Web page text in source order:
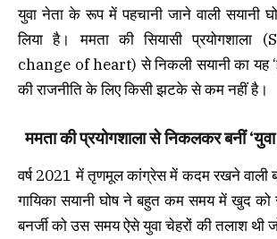
युवा नेता के रूप में पहचानी जाने वाली सयानी
लिया है। ममता की सियासी प्रयोगशाला
change of heart) से निकली सयानी का यह
की राजनीति के लिए किसी झटके से कम नहीं है।
ममता की प्रयोगशाला से निकलकर बनीं ‘युवा
वर्ष 2021 में तृणमूल कांग्रेस में कदम रखने वाली
गायिका सयानी घोष ने बहुत कम समय में खुद को
बनर्जी को उस समय ऐसे युवा चेहरों की तलाश थी